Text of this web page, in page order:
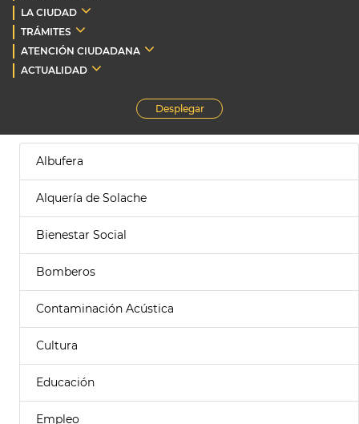
LA CIUDAD
TRÁMITES
ATENCIÓN CIUDADANA
ACTUALIDAD
Desplegar
Albufera
Alquería de Solache
Bienestar Social
Bomberos
Contaminación Acústica
Cultura
Educación
Empleo